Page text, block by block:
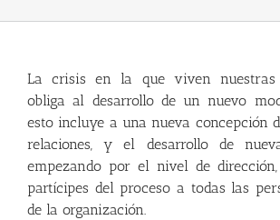
La crisis en la que viven nuestras
obliga al desarrollo de un nuevo
esto incluye a una nueva concepción
relaciones, y el desarrollo de
empe­zando por el nivel de
partícipes del proceso a todas las
de la organización.